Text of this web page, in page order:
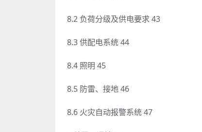
8.2 负荷分级及供电要求 43
8.3 供配电系统 44
8.4 照明 45
8.5 防雷、接地 46
8.6 火灾自动报警系统 47